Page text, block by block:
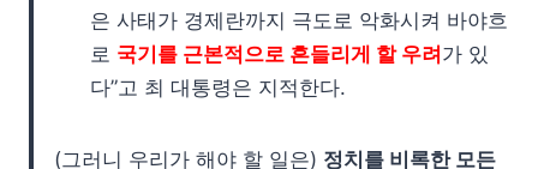
은 사태가 경제란까지 극도로 악화시켜 바야흐
로 국기를 근본적으로 흔들리게 할 우려가 있
다”고 최 대통령은 지적한다.
(그러니 우리가 해야 할 일은) 정치를 비록한 모든